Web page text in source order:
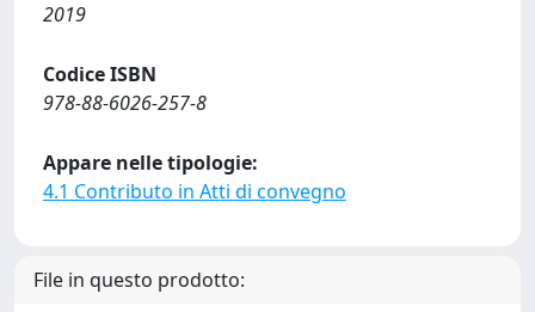
2019
Codice ISBN
978-88-6026-257-8
Appare nelle tipologie:
4.1 Contributo in Atti di convegno
File in questo prodotto: